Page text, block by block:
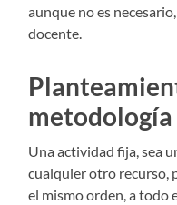
aunque no es
docente.
metodología
Una actividad fija, sea
cualquier otro recurso,
el mismo orden, a todo